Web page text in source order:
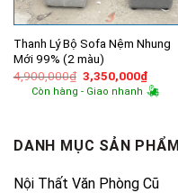
Thanh Lý Bộ Sofa Nệm Nhung
Mới 99% (2 màu)
4,900,000₫ Giá
gốc
là:
3,350,000₫Giá
hiện
tại
Còn hàng - Giao nhanh
DANH MỤC SẢN PHẨM
Nội Thất Văn Phòng Cũ